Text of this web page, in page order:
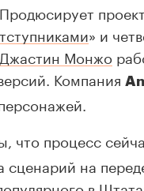
» и
Джастин Монжо
Компания
что процесс
сценарий на